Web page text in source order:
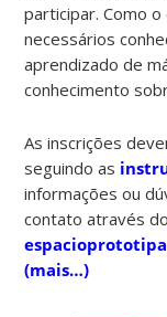
participar. Como
necessários
aprendizado de
conhecimento
As inscrições
seguindo as
informações ou
contato através
(mais…)